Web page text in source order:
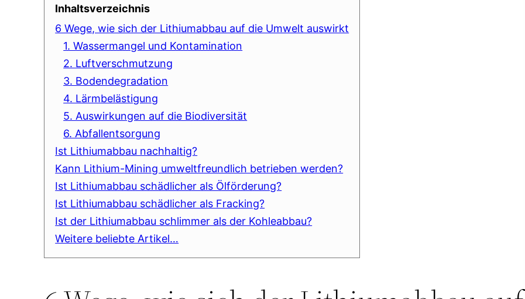
Inhaltsverzeichnis
6 Wege, wie sich der Lithiumabbau auf die Umwelt auswirkt
1. Wassermangel und Kontamination
2. Luftverschmutzung
3. Bodendegradation
4. Lärmbelästigung
5. Auswirkungen auf die Biodiversität
6. Abfallentsorgung
Ist Lithiumabbau nachhaltig?
Kann Lithium-Mining umweltfreundlich betrieben werden?
Ist Lithiumabbau schädlicher als Ölförderung?
Ist Lithiumabbau schädlicher als Fracking?
Ist der Lithiumabbau schlimmer als der Kohleabbau?
Weitere beliebte Artikel…